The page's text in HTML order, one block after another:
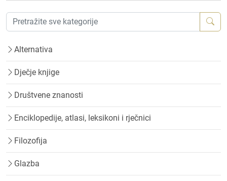
Alternativa
Dječje knjige
Društvene znanosti
Enciklopedije, atlasi, leksikoni i rječnici
Filozofija
Glazba